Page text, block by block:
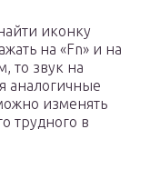
иконку
на «Fn» и на
то звук на
аналогичные
изменять
трудного в